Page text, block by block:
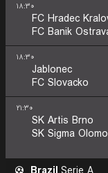
۱۸:۳۰
FC Hradec
FC Banik
۱۸:۳۰
Jablonec
FC Slovacko
۲۱:۳۰
SK Artis Brno
SK Sigma